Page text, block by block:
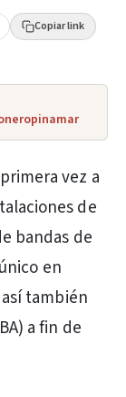
Copiar link
vez a
de
bandas de
en
también
a fin de